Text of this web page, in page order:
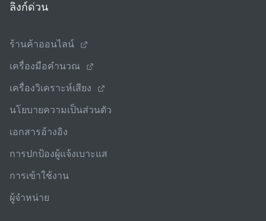
ลิงก์ด่วน
ร้านค้าออนไลน์
เครื่องมือคํานวณ
เครื่องวิเคราะห์เสียง
นโยบายความเป็นส่วนตัว
เอกสารอ้างอิง
การปกป้องผู้แจ้งเบาะแส
การเข้าใช้งาน
ผู้จําหน่าย